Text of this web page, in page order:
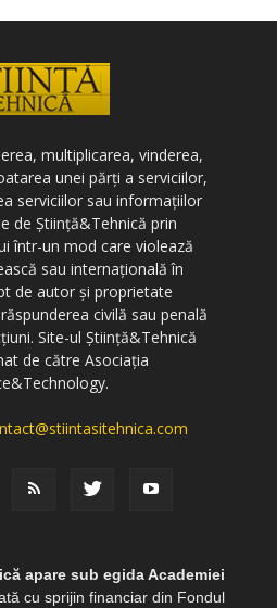
multiplicarea, vinderea,
unei părți a serviciilor,
serviciilor sau informațiilor
de Știință&Tehnică prin
într-un mod care violează
sau internațională în
de autor și proprietate
civilă sau penală
Site-ul Știință&Tehnică
de către Asociația
apare sub egida Academiei
cu sprijin financiar din Fondul